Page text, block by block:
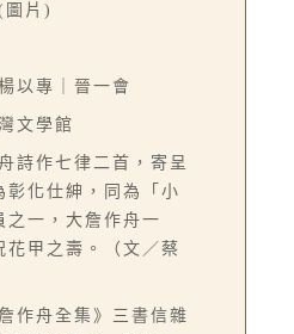
圖片)
以專｜晉一會
文學館
詩作七律二首，寄呈
彰化仕紳，同為「小
之一，大詹作舟一
花甲之壽。（文／蔡
作舟全集》三書信雜